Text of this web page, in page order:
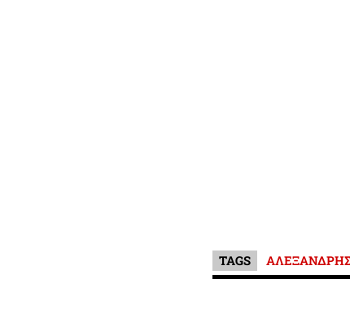
TAGS